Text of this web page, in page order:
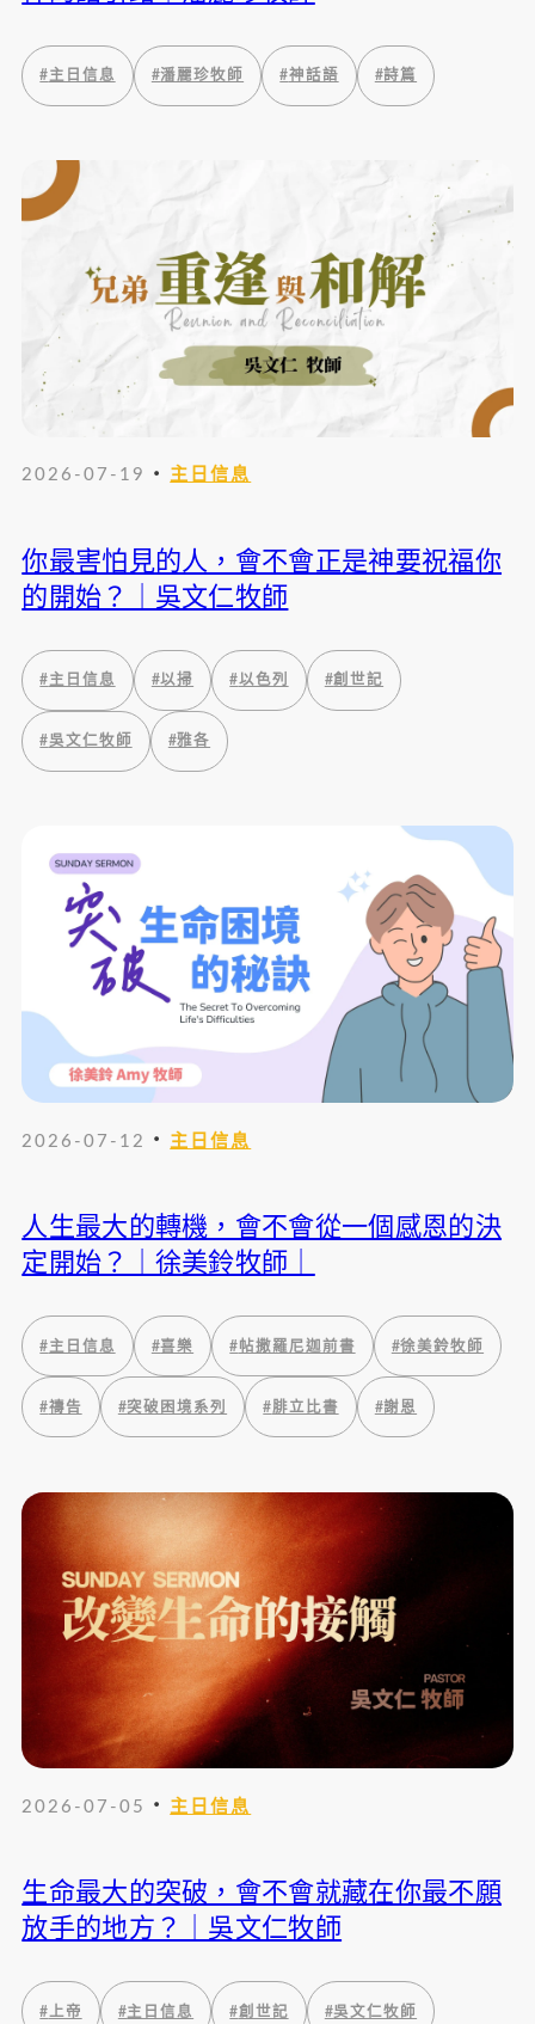
#主日信息 #潘麗珍牧師 #神話語 #詩篇
2026-07-19 ・主日信息
你最害怕見的人，會不會正是神要祝福你
的開始？｜吳文仁牧師
#主日信息 #以掃 #以色列 #創世記
#吳文仁牧師 #雅各
2026-07-12 ・ 主日信息
人生最大的轉機，會不會從一個感恩的決
定開始？｜徐美鈴牧師｜
#主日信息 #喜樂 #帖撒羅尼迦前書 #徐美鈴牧師
#禱告 #突破困境系列 #腓立比書 #謝恩
2026-07-05 ・ 主日信息
生命最大的突破，會不會就藏在你最不願
放手的地方？｜吳文仁牧師
#上帝 #主日信息 #創世記 #吳文仁牧師